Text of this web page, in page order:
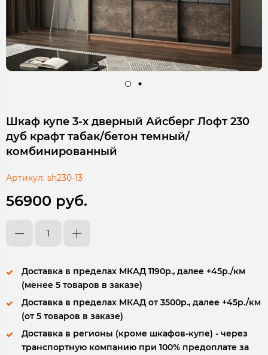
Шкаф купе 3-х дверный Айсберг Лофт 230
дуб крафт табак/бетон темный/
комбинированный
Артикул: sh230-13
56900 руб.
Доставка в пределах МКАД 1190р., далее +45р./км
(менее 5 товаров в заказе)
Доставка в пределах МКАД от 3500р., далее +45р./км
(от 5 товаров в заказе)
Доставка в регионы (кроме шкафов-купе) - через
транспортную компанию при 100% предоплате за